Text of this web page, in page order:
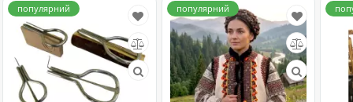
популярний популярний